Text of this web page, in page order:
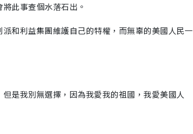
此事查個水落石出。
和利益集團維護自己的特權，而無辜的美國人民一
是我別無選擇，因為我愛我的祖國，我愛美國人